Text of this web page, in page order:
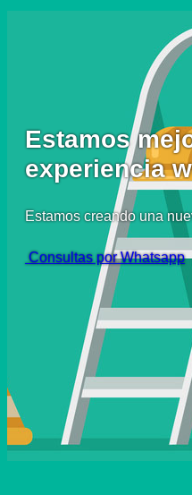
Estamos
experiencia
Estamos creando una
Consultas por Whatsapp